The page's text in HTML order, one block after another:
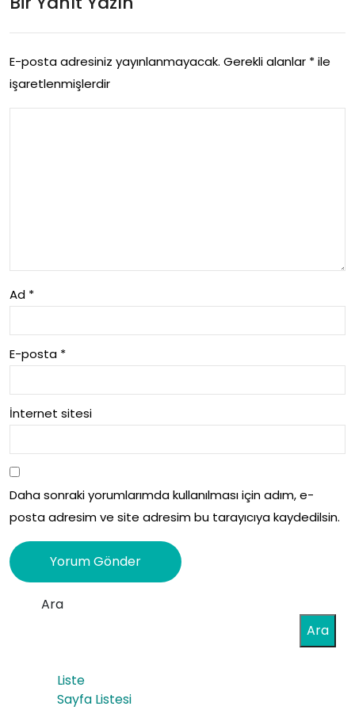
tik
m
yor
E-posta adresiniz yayınlanmayacak. Gerekli alanlar *ile
işaretlenmişlerdir
Ad *
E-posta *
İnternet sitesi
Daha sonraki yorumlarımda kullanılması için adım, e-
posta adresim ve site adresim bu tarayıcıya kaydedilsin.
Ara
Ara
Liste
Sayfa Listesi